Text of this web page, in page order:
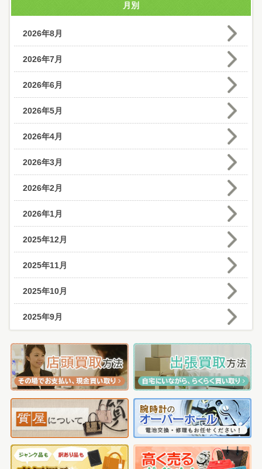
月別
2026年8月
2026年7月
2026年6月
2026年5月
2026年4月
2026年3月
2026年2月
2026年1月
2025年12月
2025年11月
2025年10月
2025年9月